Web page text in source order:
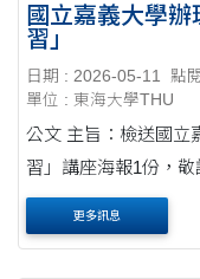
國立嘉義大學
習」
日期 : 2026-05-11
點
單位 : 東海大學THU
公文 主旨：檢送國立嘉義大學辦理「教師英語教學(EMI)研
習」講座海報1份，
加，請查照。 說明：
a i n a b l e E M I P r o
更多訊息